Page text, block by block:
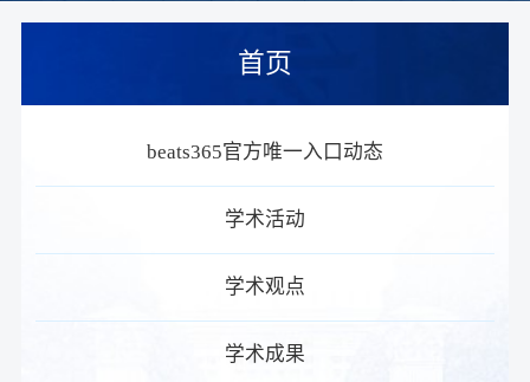
首页
beats365官方唯一入口动态
学术活动
学术观点
学术成果